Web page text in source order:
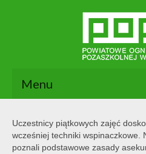
Menu
O nas
Uczestnicy piątkowych zajęć
wcześniej techniki wspinaczkowe.
poznali podstawowe zasady